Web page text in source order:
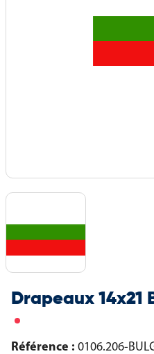
Drapeaux
Référence : 0106.206-